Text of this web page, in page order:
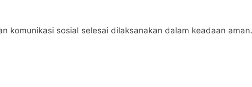
komunikasi sosial selesai dilaksanakan dalam keadaan aman.